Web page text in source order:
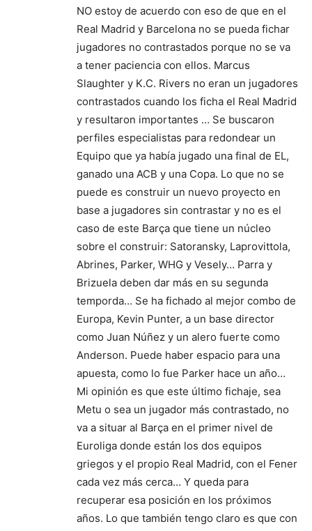
NO estoy de acuerdo con eso de que en el
Real Madrid y Barcelona no se pueda fichar
jugadores no contrastados porque no se va
a tener paciencia con ellos. Marcus
Slaughter y K.C. Rivers no eran un jugadores
contrastados cuando los ficha el Real Madrid
y resultaron importantes … Se buscaron
perfiles especialistas para redondear un
Equipo que ya había jugado una final de EL,
ganado una ACB y una Copa. Lo que no se
puede es construir un nuevo proyecto en
base a jugadores sin contrastar y no es el
caso de este Barça que tiene un núcleo
sobre el construir: Satoransky, Laprovittola,
Abrines, Parker, WHG y Vesely… Parra y
Brizuela deben dar más en su segunda
temporda… Se ha fichado al mejor combo de
Europa, Kevin Punter, a un base director
como Juan Núñez y un alero fuerte como
Anderson. Puede haber espacio para una
apuesta, como lo fue Parker hace un año…
Mi opinión es que este último fichaje, sea
Metu o sea un jugador más contrastado, no
va a situar al Barça en el primer nivel de
Euroliga donde están los dos equipos
griegos y el propio Real Madrid, con el Fener
cada vez más cerca… Y queda para
recuperar esa posición en los próximos
años. Lo que también tengo claro es que con